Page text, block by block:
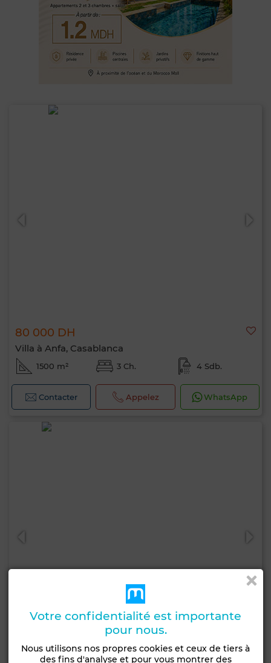
80 000 DH
Villa à Anfa, Casablanca
1500 m² 3 Ch. 4 Sdb.
Contacter Appelez WhatsApp
45 000 DH
Votre confidentialité est importante
pour nous.
Nous utilisons nos propres cookies et ceux de tiers à
des fins d'analyse et pour vous montrer des